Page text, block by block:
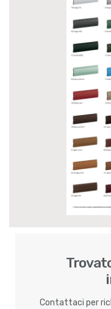
Contattaci per